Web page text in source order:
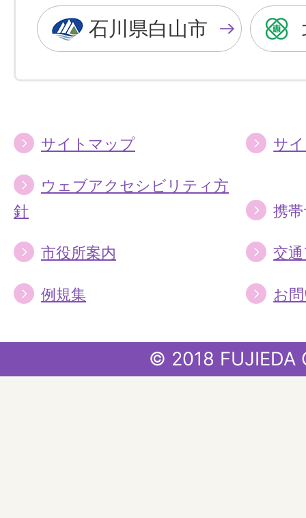
色
に
色
に
石川県白山市
サイトマップ サ
ウェブアクセシビリティ方
針
携
市役所案内 交
例規集 お
© 2018 FUJIEDA